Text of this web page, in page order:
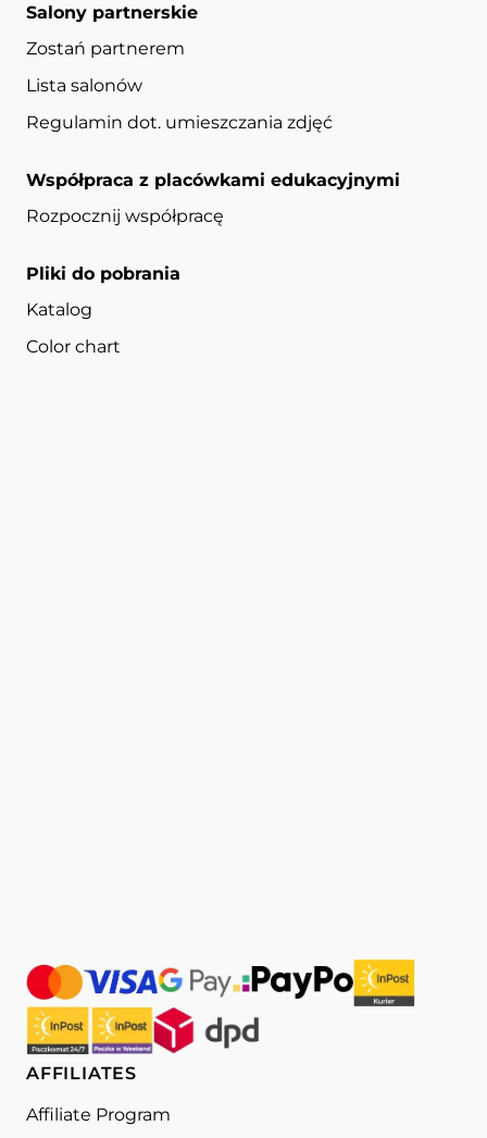
Salony partnerskie
Zostań partnerem
Lista salonów
Regulamin dot. umieszczania zdjęć
Współpraca z placówkami edukacyjnymi
Rozpocznij współpracę
Pliki do pobrania
Katalog
Color chart
AFFILIATES
Affiliate Program